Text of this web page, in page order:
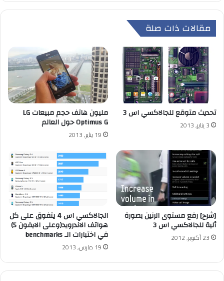
مقالات ذات صلة
تحديث متوقع للجالاكسي اس 3
3 يناير, 2013
مليون هاتف حجم مبيعات LG
Optimus G حول العالم
19 يناير, 2013
[شرح] رفع مستوى الرنين بصورة
ألية للجالاكسي اس 3
23 أكتوبر, 2012
الجالاكسي اس 4 يتفوق على كل
هواتف الاندرويد(وعلى الايفون 5)
في اختبارات الـ benchmarks
19 مارس, 2013